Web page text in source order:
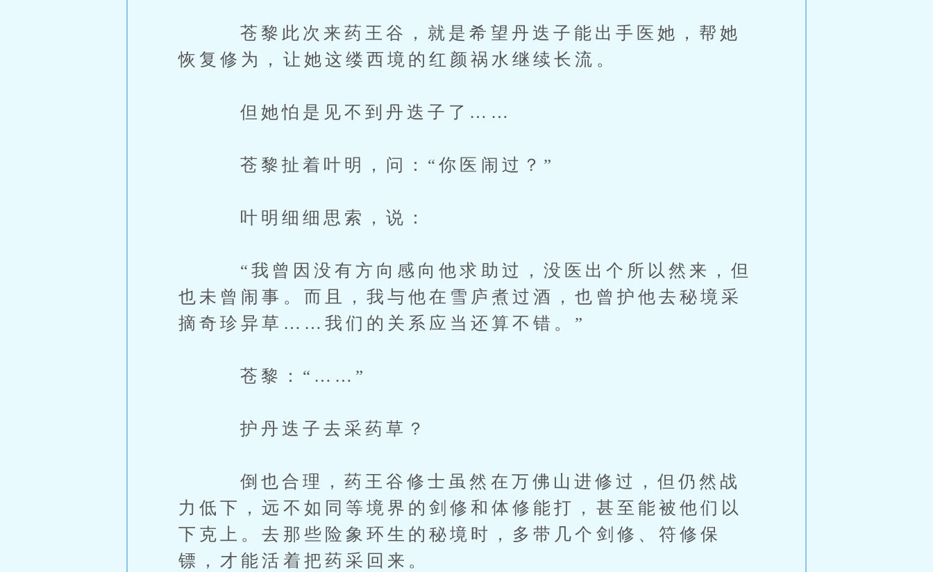
苍黎此次来药王谷，就是希望丹迭子能出手医她，帮她
恢复修为，让她这缕西境的红颜祸水继续长流。
但她怕是见不到丹迭子了……
苍黎扯着叶明，问：“你医闹过？”
叶明细细思索，说：
“我曾因没有方向感向他求助过，没医出个所以然来，但
也未曾闹事。而且，我与他在雪庐煮过酒，也曾护他去秘境采
摘奇珍异草……我们的关系应当还算不错。”
苍黎：“……”
护丹迭子去采药草？
倒也合理，药王谷修士虽然在万佛山进修过，但仍然战
力低下，远不如同等境界的剑修和体修能打，甚至能被他们以
下克上。去那些险象环生的秘境时，多带几个剑修、符修保
镖，才能活着把药采回来。